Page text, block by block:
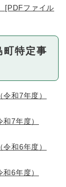
[PDFファイル
町特定事
和7年度）
7年度）
和6年度）
6年度）